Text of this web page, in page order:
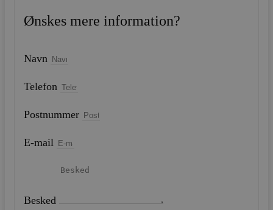
Ønskes mere information?
Navn
Telefon
Postnummer
E-mail
Besked